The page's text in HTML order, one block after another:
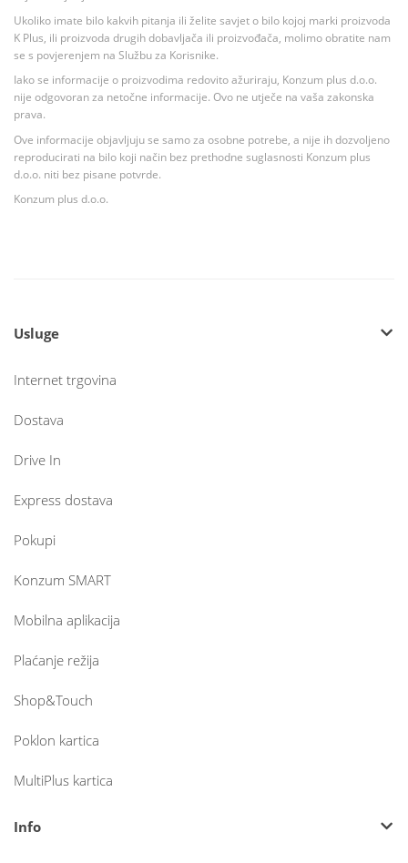
Ukoliko imate bilo kakvih pitanja ili želite savjet o bilo kojoj marki proizvoda
K Plus, ili proizvoda drugih dobavljača ili proizvođača, molimo obratite nam
se s povjerenjem na Službu za Korisnike.
Iako se informacije o proizvodima redovito ažuriraju, Konzum plus d.o.o.
nije odgovoran za netočne informacije. Ovo ne utječe na vaša zakonska
prava.
Ove informacije objavljuju se samo za osobne potrebe, a nije ih dozvoljeno
reproducirati na bilo koji način bez prethodne suglasnosti Konzum plus
d.o.o. niti bez pisane potvrde.
Konzum plus d.o.o.
Usluge
Internet trgovina
Dostava
Drive In
Express dostava
Pokupi
Konzum SMART
Mobilna aplikacija
Plaćanje režija
Shop&Touch
Poklon kartica
MultiPlus kartica
Info